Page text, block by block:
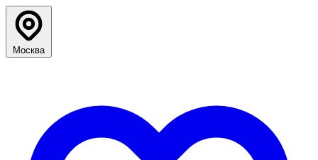
Москва